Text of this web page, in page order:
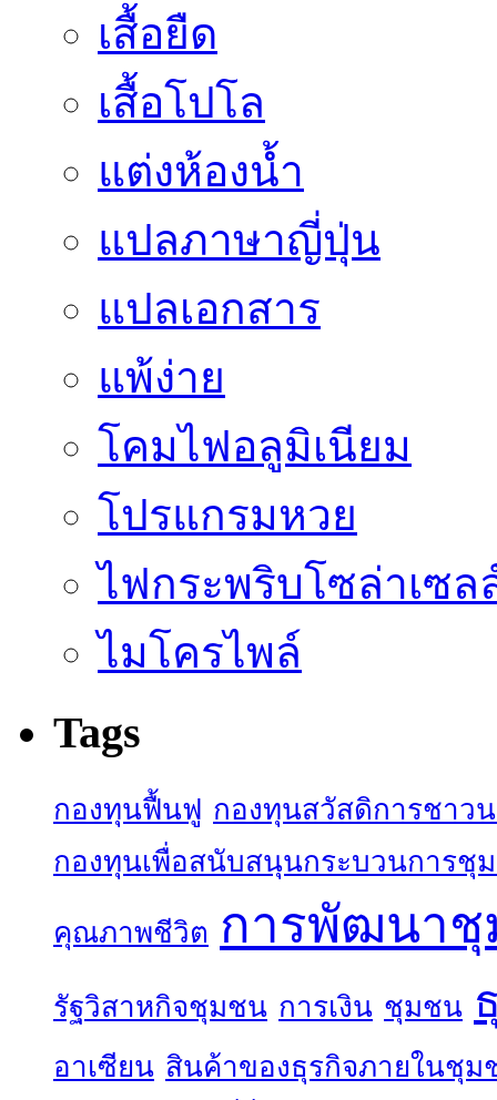
เสื้อยืด
เสื้อโปโล
แต่งห้องน้ำ
แปลภาษาญี่ปุ่น
แปลเอกสาร
แพ้ง่าย
โคมไฟอลูมิเนียม
โปรแกรมหวย
ไฟกระพริบโซล่าเซล
ไมโครไพล์
Tags
กองทุนฟื้นฟู กองทุนสวัสดิการชาว
กองทุนเพื่อสนับสนุนกระบวนการชุ
คุณภาพชีวิต การพัฒนา
รัฐวิสาหกิจชุมชน การเงิน ชุมชน
อาเซียน สินค้าของธุรกิจภายในชุม